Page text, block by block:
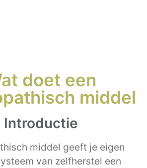
doet een
middel
Introductie
middel geeft je eigen
van zelfherstel een